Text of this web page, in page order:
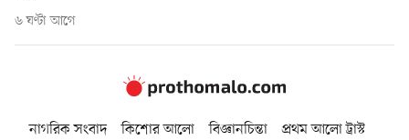
৬ ঘণ্টা আগে
নাগরিক সংবাদ কিশোর আলো বিজ্ঞানচিন্তা
প্রথম আলো ট্রাস্ট